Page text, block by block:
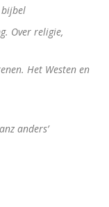
bijbel
Over religie,
Het Westen en
anders’